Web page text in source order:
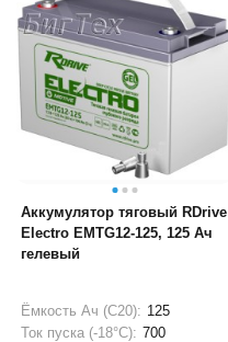
Аккумулятор тяговый RDrive
Electro EMTG12-125, 125 Ач
гелевый
Ёмкость Ач (С20): 125
Ток пуска (-18°С): 700